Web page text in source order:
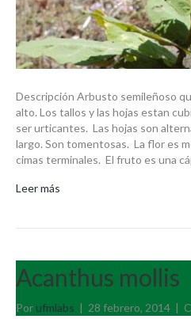
Descripción Arbusto semileñoso
alto. Los tallos y las hojas estan
ser urticantes. Las hojas son
largo. Son tomentosas. La flor es
cimas terminales. El fruto es una
Leer más
Acanthus mollis
Por ufmlabs | 28 febrero, 2014 |